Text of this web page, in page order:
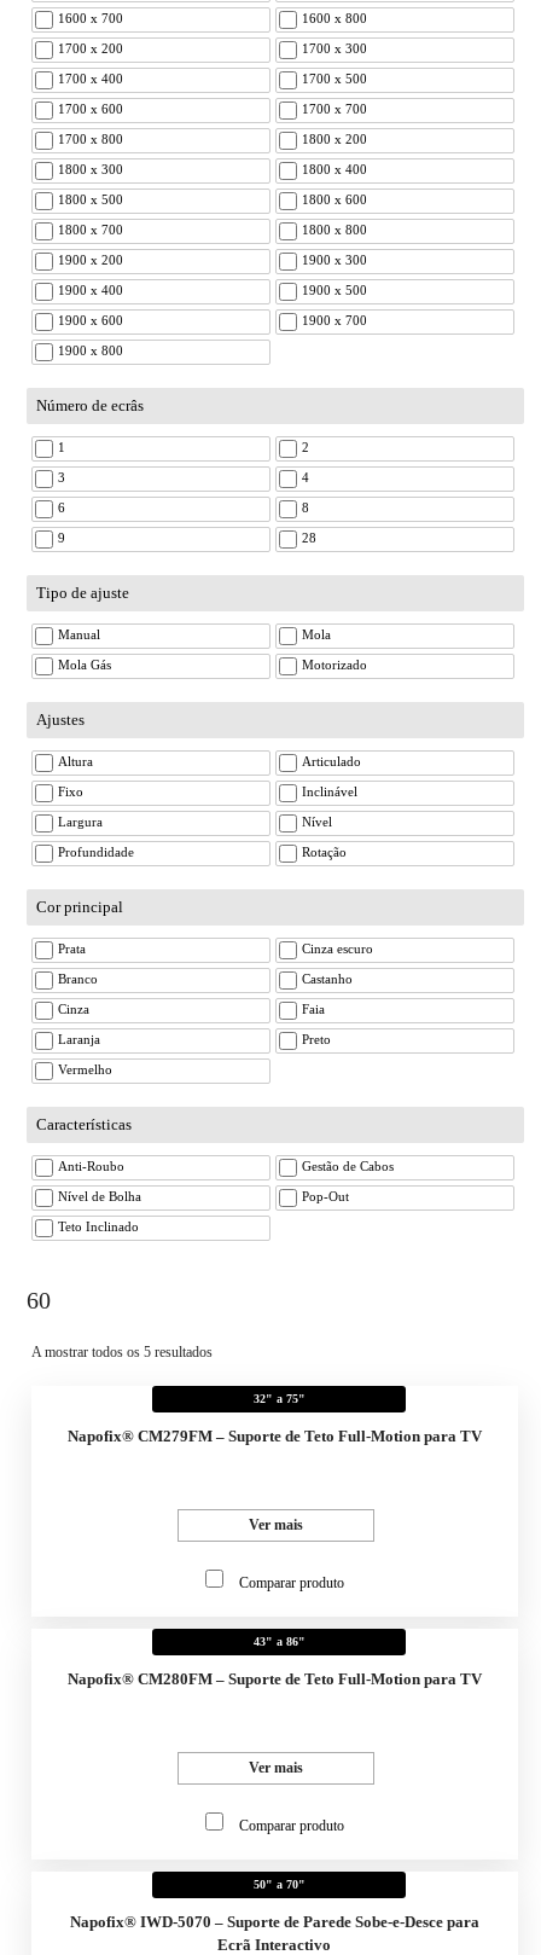
1600 x 700 1600 x 800
1700 x 200 1700 x 300
1700 x 400 1700 x 500
1700 x 600 1700 x 700
1700 x 800 1800 x 200
1800 x 300 1800 x 400
1800 x 500 1800 x 600
1800 x 700 1800 x 800
1900 x 200 1900 x 300
1900 x 400 1900 x 500
1900 x 600 1900 x 700
1900 x 800
Número de ecrâs
1 2
3 4
6 8
9 28
Tipo de ajuste
Manual Mola
Mola Gás Motorizado
Ajustes
Altura Articulado
Fixo Inclinável
Largura Nível
Profundidade Rotação
Cor principal
Prata Cinza escuro
Branco Castanho
Cinza Faia
Laranja Preto
Vermelho
Características
Anti-Roubo Gestão de Cabos
Nível de Bolha Pop-Out
Teto Inclinado
60
A mostrar todos os 5 resultados
32" a 75"
Napofix® CM279FM – Suporte de Teto Full-Motion para TV
Ver mais
Comparar produto
43" a 86"
Napofix® CM280FM – Suporte de Teto Full-Motion para TV
Ver mais
Comparar produto
50" a 70"
Napofix® IWD-5070 – Suporte de Parede Sobe-e-Desce para
Ecrã Interactivo